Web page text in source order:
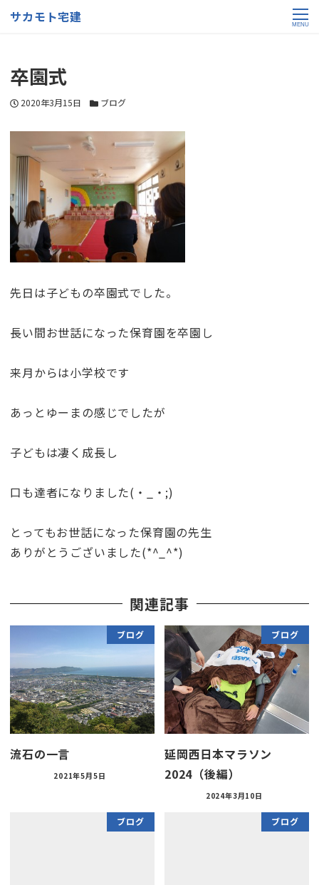
サカモト宅建 MENU
卒園式
投稿日
2020年3月15日 カテゴリー
ブログ
先日は子どもの卒園式でした。
長い間お世話になった保育園を卒園し
来月からは小学校です
あっとゆーまの感じでしたが
子どもは凄く成長し
口も達者になりました(・_・;)
とってもお世話になった保育園の先生
ありがとうございました(*^_^*)
関連記事
ブログ
流石の一言
2021年5月5日
ブログ
延岡西日本マラソン
2024（後編）
2024年3月10日
ブログ ブログ